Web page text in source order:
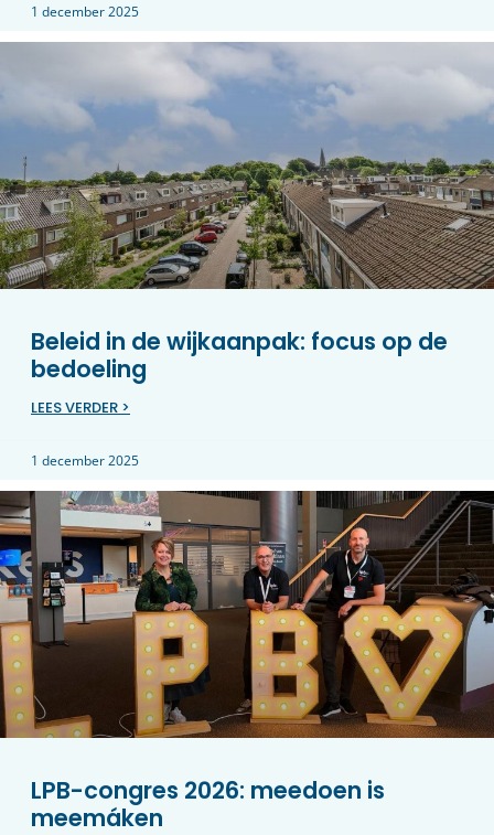
1 december 2025
Beleid in de wijkaanpak: focus op de
bedoeling
LEES VERDER >
1 december 2025
LPB-congres 2026: meedoen is
meemáken